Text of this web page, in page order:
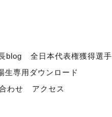
blog
全日本代表権獲得選手
生専用ダウンロード
わせ
アクセス